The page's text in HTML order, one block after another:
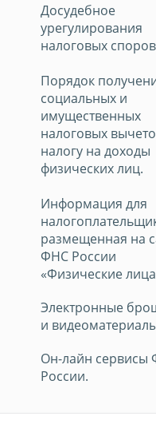
Досудебное
урегулирования
налоговых
Порядок
социальных и
имущественных
налоговых
налогу на доходы
физических лиц.
Информация для
размещенная на
ФНС России
«Физические
Электронные
и
Он-лайн сервисы
России.